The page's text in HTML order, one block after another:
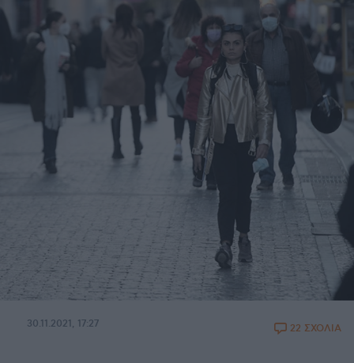
30.11.2021, 17:27 22 ΣΧΟΛΙΑ